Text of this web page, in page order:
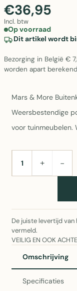
€36,95
Incl. btw
Op voorraad
Dit artikel wordt
Bezorging in België €
worden apart
Mars & More
Weersbestendige
voor tuinmeubelen.
AANTAL+ −
De juiste levertijd
vermeld.
VEILIG EN OOK
Omschrijving
Specificaties